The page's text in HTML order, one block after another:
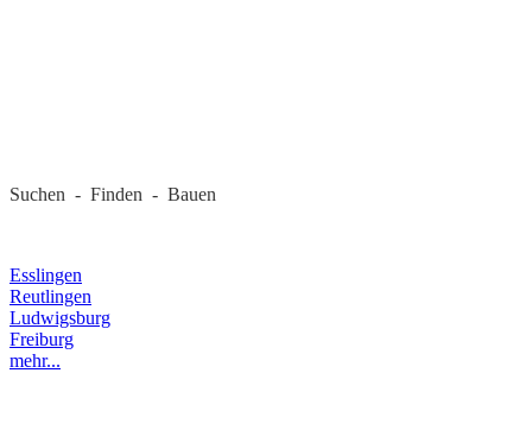
Suchen - Finden - Bauen
Esslingen
Reutlingen
Ludwigsburg
Freiburg
mehr...